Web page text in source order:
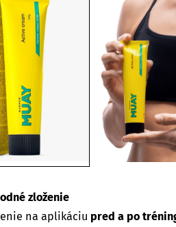
zloženie
na aplikáciu pred a po